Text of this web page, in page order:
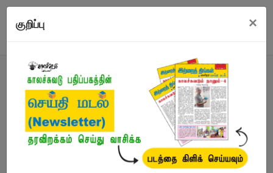
குறிப்பு ×
நூல்கள் / விருதுபெற்ற எழுத்தாளர் / தெய்வங்களும்
சமூக மரபுகளும்